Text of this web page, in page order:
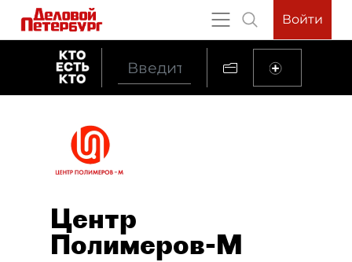
Войти
Центр
Полимеров-М